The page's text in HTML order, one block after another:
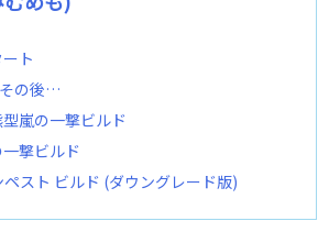
ト
の後…
嵐の一撃ビルド
撃ビルド
スト ビルド (ダウングレード版)